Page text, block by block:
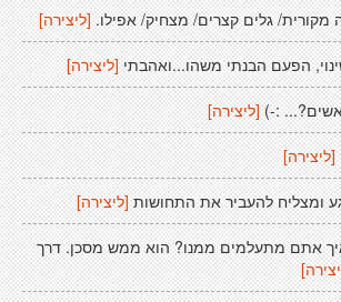
מקורית/ גלים קצרים/ מצחיק/ אפילו. [ליצירה]
הפעם הבנתי משהו...ואהבתי [ליצירה]
:-)[ליצירה]
[ליצירה]
ומצליח להעביר את התחושות [ליצירה]
אתם מתעלמים ממנו? הוא ממש מסכן. דרך